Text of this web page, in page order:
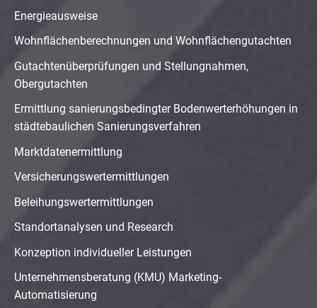
Energieausweise
Wohnflächenberechnungen und Wohnflächengutachten
Gutachtenüberprüfungen und Stellungnahmen,
Obergutachten
Ermittlung sanierungsbedingter Bodenwerterhöhungen in
städtebaulichen Sanierungsverfahren
Marktdatenermittlung
Versicherungswertermittlungen
Beleihungswertermittlungen
Standortanalysen und Research
Konzeption individueller Leistungen
Unternehmensberatung (KMU) Marketing-
Automatisierung